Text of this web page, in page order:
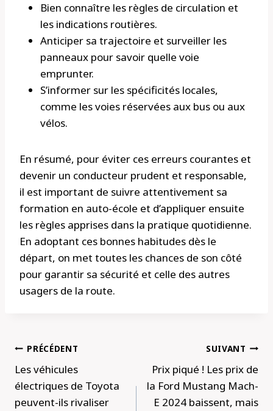
Bien connaître les règles de circulation et
les indications routières.
Anticiper sa trajectoire et surveiller les
panneaux pour savoir quelle voie
emprunter.
S’informer sur les spécificités locales,
comme les voies réservées aux bus ou aux
vélos.
En résumé, pour éviter ces erreurs courantes et
devenir un conducteur prudent et responsable,
il est important de suivre attentivement sa
formation en auto-école et d’appliquer ensuite
les règles apprises dans la pratique quotidienne.
En adoptant ces bonnes habitudes dès le
départ, on met toutes les chances de son côté
pour garantir sa sécurité et celle des autres
usagers de la route.
Navigation
de
l’article
PRÉCÉDENT
Les véhicules
électriques de Toyota
peuvent-ils rivaliser
SUIVANT
Prix ​​piqué ! Les prix de
la Ford Mustang Mach-
E 2024 baissent, mais